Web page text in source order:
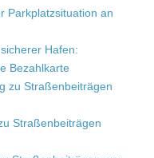
Parkplatzsituation an
Hafen:
Bezahlkarte
zu Straßenbeiträgen
Straßenbeiträgen